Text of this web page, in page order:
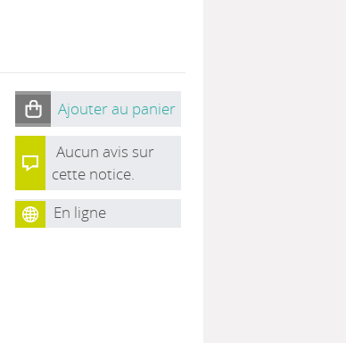
Ajouter au panier
Aucun avis sur
cette notice.
En ligne